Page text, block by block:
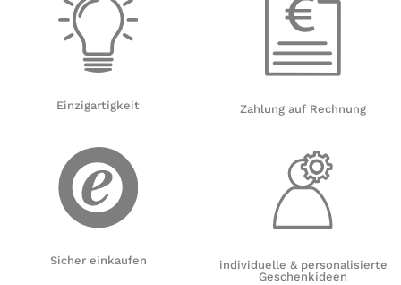
Einzigartigkeit
Sicher einkaufen
Zahlung auf Rechnung
individuelle & personalisierte
Geschenkideen